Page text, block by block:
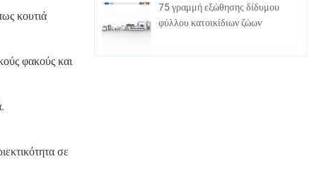
κουτιά
φακούς και
σε
75 γραμμή εξώθησης δίδυμου
φύλλου κατοικίδιων ζώων